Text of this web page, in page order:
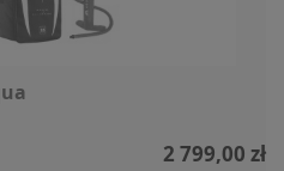
2 799,00 zł